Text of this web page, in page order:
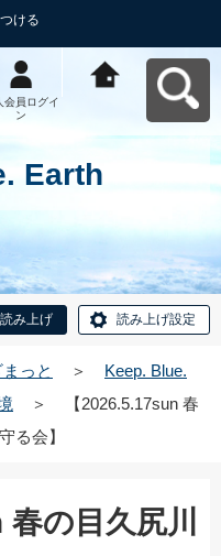
ける
会員ログイ
ン
Earth
読み上げ 読み上げ設定
っと ＞
Keep. Blue.
＞
【2026.5.17sun 春
る会】
の目久尻川